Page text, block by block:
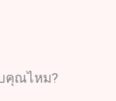
คุณไหม?